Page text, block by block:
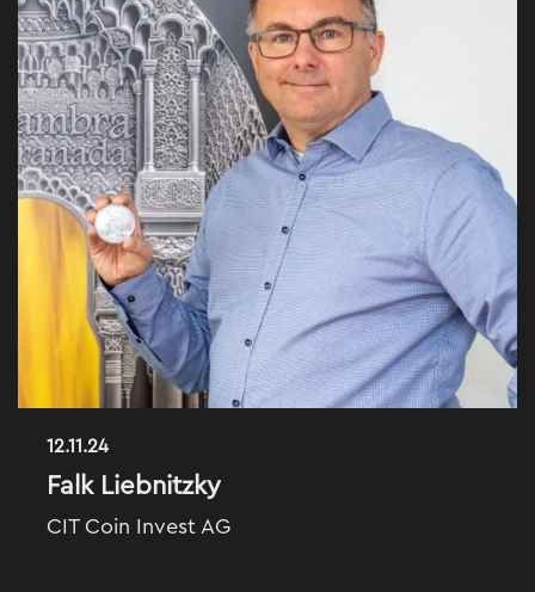
12.11.24
Falk Liebnitzky
CIT Coin Invest AG